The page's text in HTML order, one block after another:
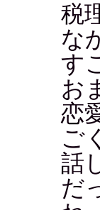
税
な
す
お
恋
ご
話
だ